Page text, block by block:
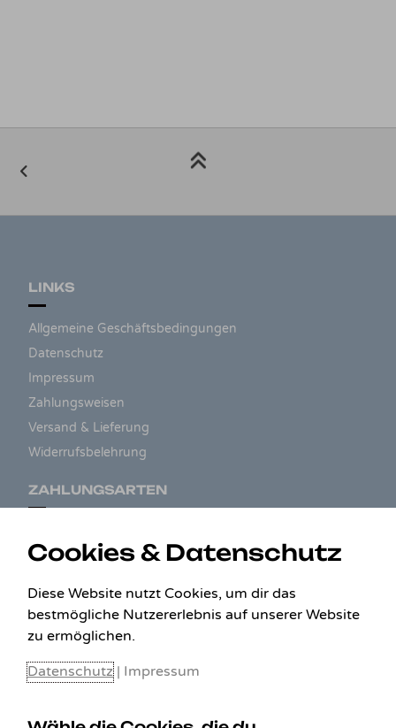
LINKS
Allgemeine Geschäftsbedingungen
Datenschutz
Impressum
Zahlungsweisen
Versand & Lieferung
Widerrufsbelehrung
ZAHLUNGSARTEN
Cookies & Datenschutz
Diese Website nutzt Cookies, um dir das
bestmögliche Nutzererlebnis auf unserer Website
zu ermöglichen.
Datenschutz | Impressum